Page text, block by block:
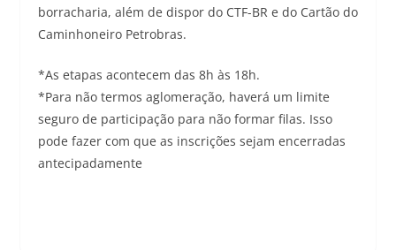
borracharia, além de dispor do CTF-BR e do Cartão do
Caminhoneiro Petrobras.
*As etapas acontecem das 8h às 18h.
*Para não termos aglomeração, haverá um limite
seguro de participação para não formar filas. Isso
pode fazer com que as inscrições sejam encerradas
antecipadamente